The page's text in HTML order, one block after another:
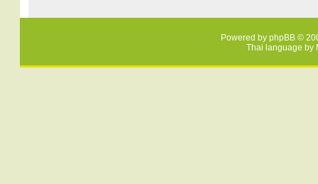
Powered by phpBB ©
Thai language by